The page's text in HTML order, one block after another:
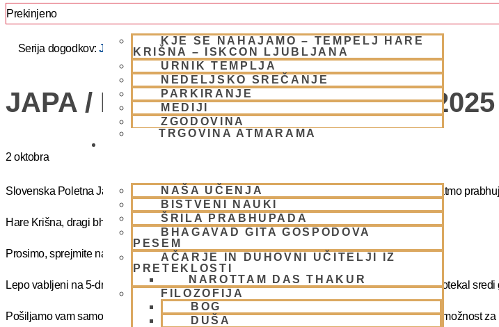
KJE SE NAHAJAMO – TEMPELJ HARE
KRIŠNA – ISKCON LJUBLJANA
URNIK TEMPLJA
NEDELJSKO SREČANJE
PARKIRANJE
MEDIJI
ZGODOVINA
TRGOVINA ATMARAMA
NAŠA UČENJA
BISTVENI NAUKI
ŠRILA PRABHUPADA
BHAGAVAD GITA GOSPODOVA
PESEM
AČARJE IN DUHOVNI UČITELJI IZ
PRETEKLOSTI
NAROTTAM DAS THAKUR
FILOZOFIJA
BOG
DUŠA
Prekinjeno
Serija dogodkov:JAPA / KIRTAN UMIK POHORJE 2025 – RETRET SLOVENIA
JAPA / KIRTAN UMIK POHORJE
2 oktobra
Slovenska Poletna Jatra vas vabi na DUHOVNI UMIK 2025 – »Japa duhovni umik z NM Mahatmo
Hare Krišna, dragi bhakte!
Prosimo, sprejmite naše ponižno spoštovanje! Vsa slava Šrila Prabhupadu!
Lepo vabljeni na 5-dnevno nepozabno transcendentalno izkušnjo na DUHOVNI UMIK, ki bo potekal
Pošiljamo vam samo osnovno informacijo tako da si lahko rezervirate dopust. Več podatkov in možnost